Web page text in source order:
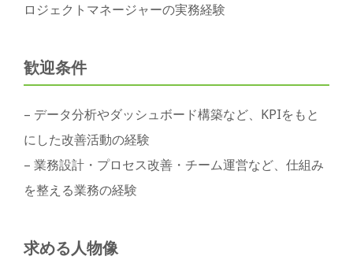
ロジェクトマネージャーの実務経験
歓迎条件
– データ分析やダッシュボード構築など、KPIをもと
にした改善活動の経験
– 業務設計・プロセス改善・チーム運営など、仕組み
を整える業務の経験
求める人物像